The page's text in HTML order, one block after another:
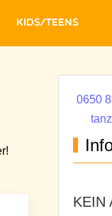
Kids/Teens
0650
KEIN